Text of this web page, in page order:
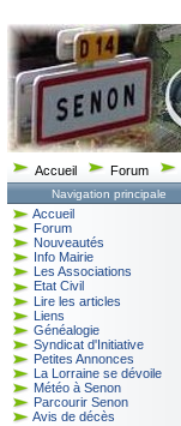
Accueil Forum
Navigation principale
Accueil
Forum
Nouveautés
Info Mairie
Les Associations
Etat Civil
Lire les articles
Liens
Généalogie
Syndicat d'Initiative
Petites Annonces
La Lorraine se dévoile
Météo à Senon
Parcourir Senon
Avis de décès